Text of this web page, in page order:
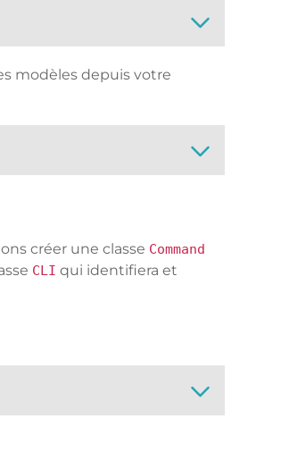
modèles depuis votre
créer une classe Command
CLI qui identifiera et